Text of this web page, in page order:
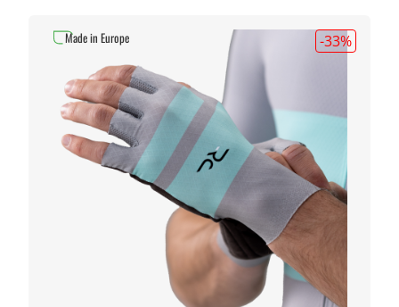
-33%
Made in Europe